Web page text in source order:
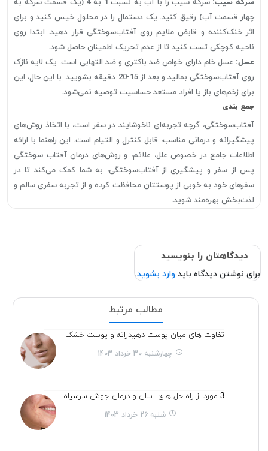
سرکه سیب:
سرکه سیب را با آب به نسبت 1 به 4 (یک قسمت سرکه به
چهار قسمت آب) رقیق کنید. یک دستمال را در محلول خیس کنید و برای
اثر خنک‌کننده و قابض ملایم روی آفتاب‌سوختگی قرار دهید. ابتدا روی
ناحیه کوچکی تست کنید تا از عدم تحریک اطمینان حاصل شود.
عسل: عسل خام دارای خواص ضد باکتری و ضد التهابی است. یک لایه نازک
روی آفتاب‌سوختگی بمالید و بعد از 15-20 دقیقه بشویید. با این حال، این
برای زخم‌های باز یا افراد مستعد حساسیت توصیه نمی‌شود.
جمع بندی
آفتاب‌سوختگی، گرچه تجربه‌ای ناخوشایند در سفر است، با اتخاذ روش‌های
پیشگیرانه و درمانی مناسب، قابل کنترل و التیام است. این راهنما با ارائه
اطلاعات جامع در خصوص علل، علائم، و روش‌های درمان آفتاب سوختگی
پس از سفر و پیشگیری از آفتاب‌سوختگی، به شما کمک می‌کند تا در
سفرهای خود به خوبی از پوستتان محافظت کرده و از تجربه سفری سالم و
لذت‌بخش بهره‌مند شوید.
دیدگاهتان را بنویسید
برای نوشتن دیدگاه باید وارد بشوید.
مطالب مرتبط
تفاوت های میان پوست دهیدراته و پوست خشک
چهارشنبه 30 خرداد 1403
3 مورد از راه حل های آسان و درمان جوش سرسیاه
شنبه 26 خرداد 1403